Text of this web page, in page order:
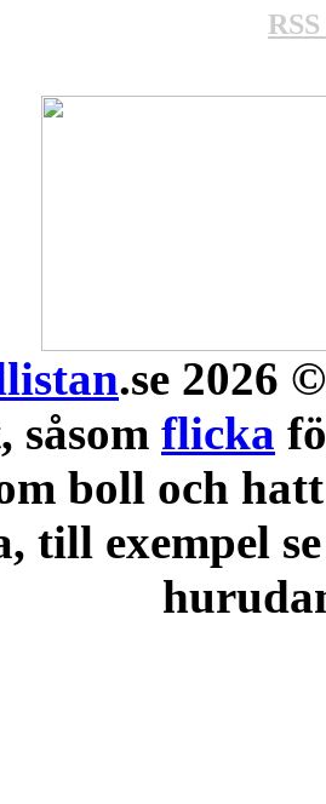
.se 2026
såsom flicka
boll och
till exempel